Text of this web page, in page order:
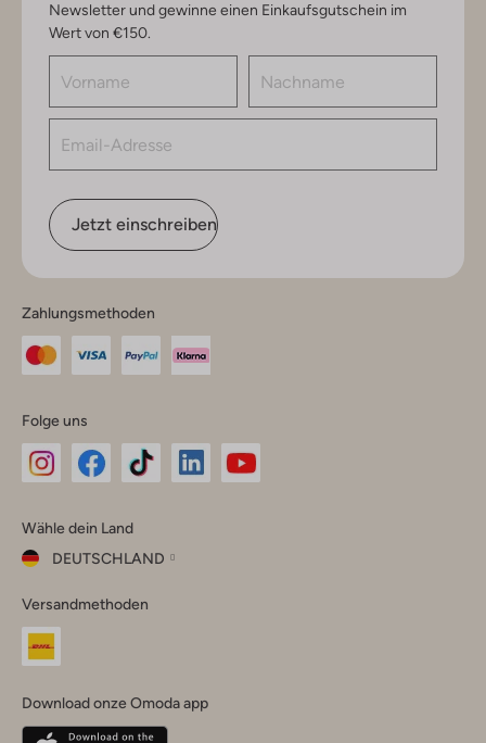
Newsletter und gewinne einen Einkaufsgutschein im
Wert von €150.
Jetzt einschreiben
Zahlungsmethoden
Folge uns
Instagram
Facebook
TikTok
Wähle dein Land
DEUTSCHLAND
dein
Land
Belgique(Français)
Versandmethoden
Download onze Omoda app